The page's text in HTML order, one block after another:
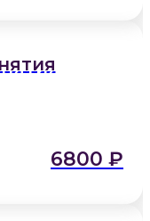
6800 ₽